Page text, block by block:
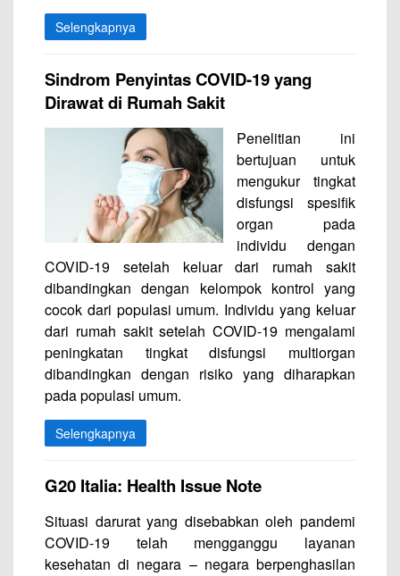
Selengkapnya
Sindrom Penyintas COVID-19 yang
Dirawat di Rumah Sakit
Penelitian ini
bertujuan untuk
mengukur tingkat
disfungsi spesifik
organ pada
individu dengan
COVID-19 setelah keluar dari rumah sakit
dibandingkan dengan kelompok kontrol yang
cocok dari populasi umum. Individu yang keluar
dari rumah sakit setelah COVID-19 mengalami
peningkatan tingkat disfungsi multiorgan
dibandingkan dengan risiko yang diharapkan
pada populasi umum.
Selengkapnya
G20 Italia: Health Issue Note
Situasi darurat yang disebabkan oleh pandemi
COVID-19 telah mengganggu layanan
kesehatan di negara – negara berpenghasilan